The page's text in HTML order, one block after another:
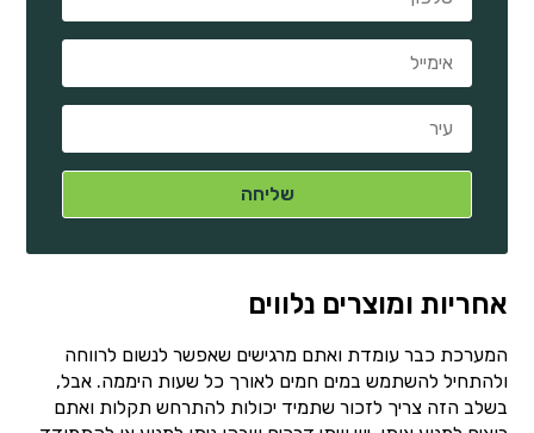
אחריות ומוצרים נלווים
המערכת כבר עומדת ואתם מרגישים שאפשר לנשום לרווחה
ולהתחיל להשתמש במים חמים לאורך כל שעות היממה. אבל,
בשלב הזה צריך לזכור שתמיד יכולות להתרחש תקלות ואתם